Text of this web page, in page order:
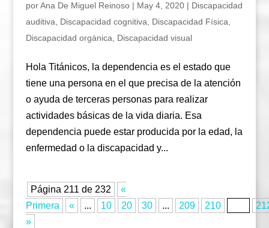
porAna De Miguel Reinoso| May 4, 2020| Discapacidad
auditiva, Discapacidad cognitiva, Discapacidad Física,
Discapacidad orgánica, Discapacidad visual
Hola Titánicos, la dependencia es el estado que
tiene una persona en el que precisa de la atención
o ayuda de terceras personas para realizar
actividades básicas de la vida diaria. Esa
dependencia puede estar producida por la edad, la
enfermedad o la discapacidad y...
Página 211 de 232
«
Primera
« ... 10 20 30 ... 209 210
»